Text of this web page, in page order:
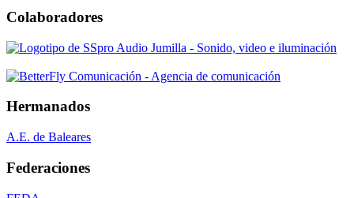
Colaboradores
Hermanados
A.E. de Baleares
Federaciones